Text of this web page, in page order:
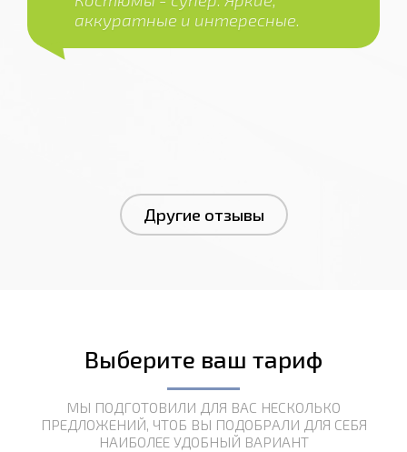
аккуратные и интересные.
Другие отзывы
Выберите ваш тариф
МЫ ПОДГОТОВИЛИ ДЛЯ ВАС НЕСКОЛЬКО
ПРЕДЛОЖЕНИЙ, ЧТОБ ВЫ ПОДОБРАЛИ ДЛЯ СЕБЯ
НАИБОЛЕЕ УДОБНЫЙ ВАРИАНТ